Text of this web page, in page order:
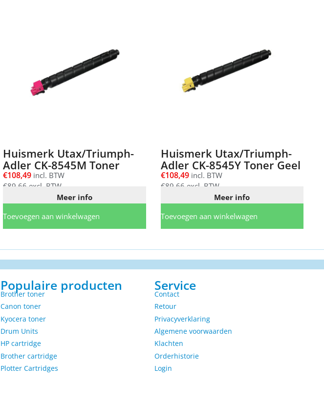
Huismerk Utax/Triumph-
Adler CK-8545M Toner
€108,49 incl. BTW
€89,66 excl. BTW
Meer info
Toevoegen aan winkelwagen
Huismerk Utax/Triumph-
Adler CK-8545Y Toner Geel
€108,49incl. BTW
€89,66 excl. BTW
Meer info
Toevoegen aan winkelwagen
Populaire producten
Brother toner
Canon toner
Kyocera toner
Drum Units
HP cartridge
Brother cartridge
Plotter Cartridges
Service
Contact
Retour
Privacyverklaring
Algemene voorwaarden
Klachten
Orderhistorie
Login